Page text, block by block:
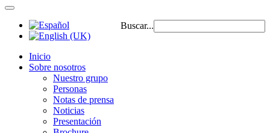
Buscar...
Inicio
Sobre nosotros
Nuestro grupo
Personas
Notas de prensa
Noticias
Presentación